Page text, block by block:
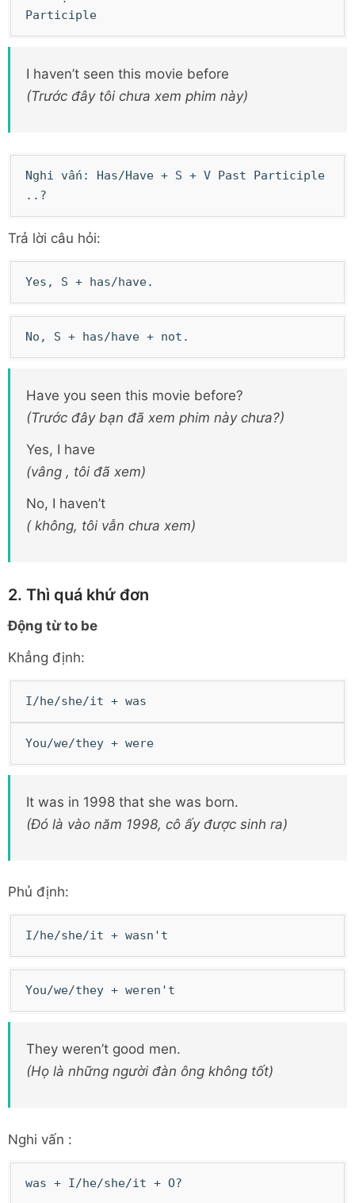
Participle
I haven’t seen this movie before
(Trước đây tôi chưa xem phim này)
Nghi vấn: Has/Have + S + V Past Participle
..?
Trả lời câu hỏi:
Yes, S + has/have.
No, S + has/have + not.
Have you seen this movie before?
(Trước đây bạn đã xem phim này chưa?)
Yes, I have
(vâng , tôi đã xem)
No, I haven’t
( không, tôi vẫn chưa xem)
2. Thì quá khứ đơn
Động từ to be
Khẳng định:
I/he/she/it + was
You/we/they + were
It was in 1998 that she was born.
(Đó là vào năm 1998, cô ấy được sinh ra)
Phủ định:
I/he/she/it + wasn't
You/we/they + weren't
They weren’t good men.
(Họ là những người đàn ông không tốt)
Nghi vấn :
was + I/he/she/it + O?